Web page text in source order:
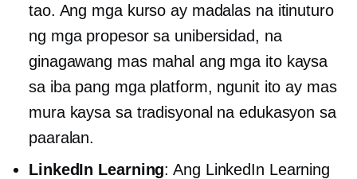
tao. Ang mga kurso ay madalas na itinuturo
ng mga propesor sa unibersidad, na
ginagawang mas mahal ang mga ito kaysa
sa iba pang mga platform, ngunit ito ay mas
mura kaysa sa tradisyonal na edukasyon sa
paaralan.
LinkedIn Learning: Ang LinkedIn Learning